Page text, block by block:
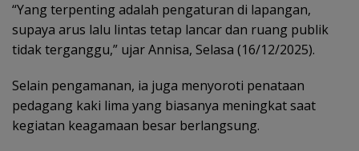
“Yang terpenting adalah pengaturan di lapangan,
supaya arus lalu lintas tetap lancar dan ruang publik
tidak terganggu,” ujar Annisa, Selasa (16/12/2025).
Selain pengamanan, ia juga menyoroti penataan
pedagang kaki lima yang biasanya meningkat saat
kegiatan keagamaan besar berlangsung.